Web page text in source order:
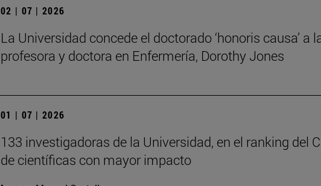
02 | 07 | 2026
La Universidad concede el doctorado ‘honoris causa’ a
profesora y doctora en Enfermería, Dorothy Jones
01 | 07 | 2026
133 investigadoras de la Universidad, en el ranking del
de científicas con mayor impacto